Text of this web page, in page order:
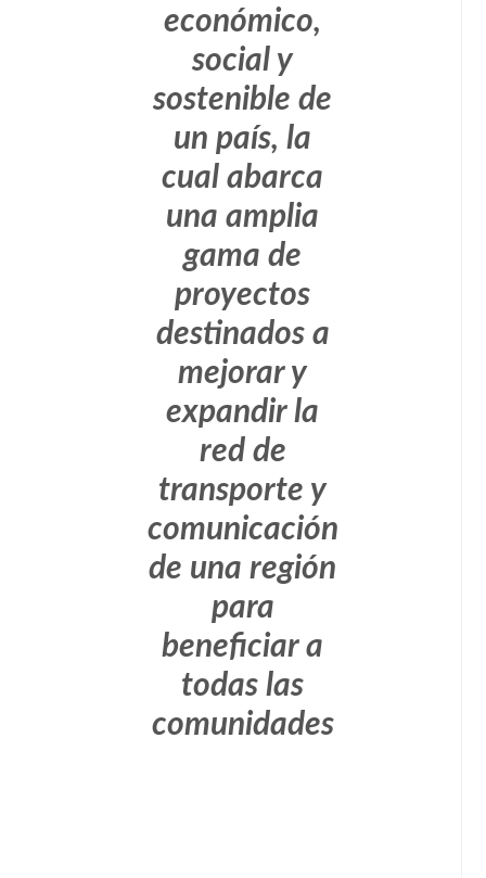
económico,
social y
sostenible de
un país, la
cual abarca
una amplia
gama de
proyectos
destinados a
mejorar y
expandir la
red de
transporte y
comunicación
de una región
para
beneficiar a
todas las
comunidades